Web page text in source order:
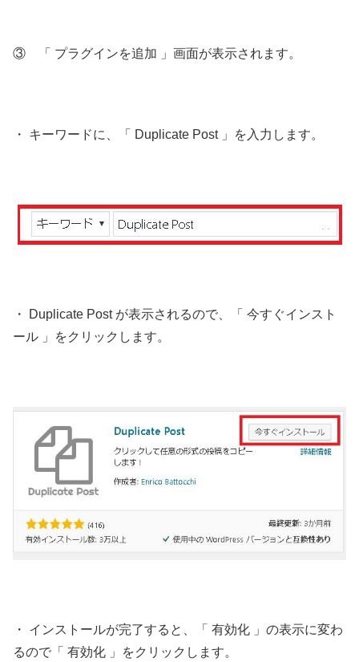
③ 「 プラグインを追加 」画面が表示されます。
・ キーワードに、「 Duplicate Post 」を入力します。
・ Duplicate Post が表示されるので、「 今すぐインスト
ール 」をクリックします。
・ インストールが完了すると、「 有効化 」の表示に変わ
るので「 有効化 」をクリックします。